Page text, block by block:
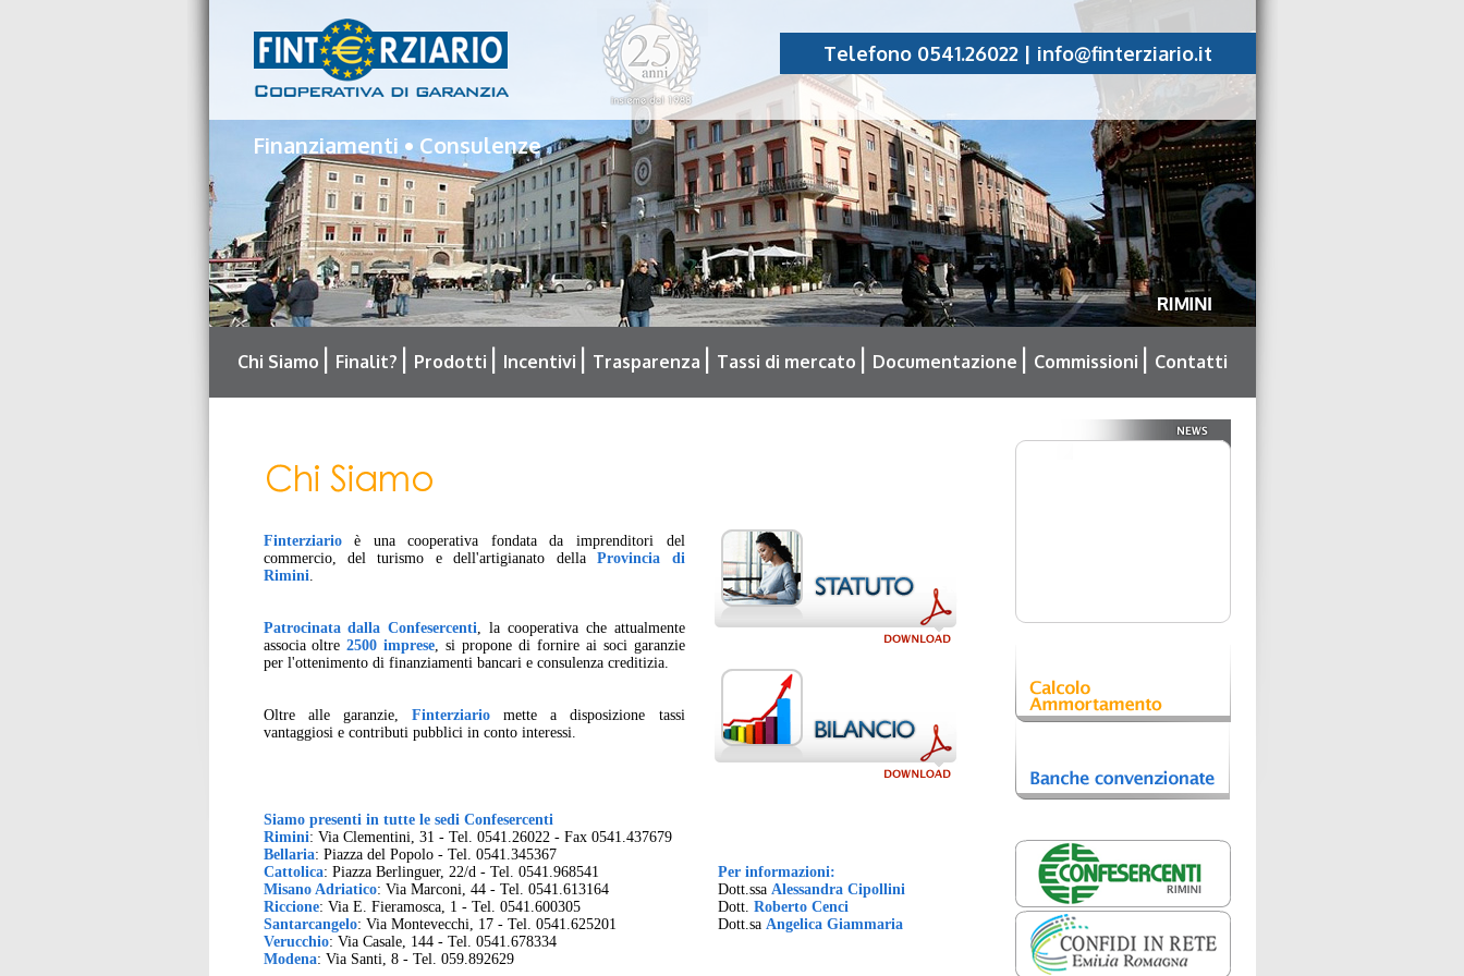
Telefono 0541.26022 | info@finterziario.it
Finanziamenti • Consulenze
Chi Siamo Finalit? Prodotti Incentivi Trasparenza Tassi di mercato Documentazione Commissioni Contatti
Per informazioni:
Dott.ssa Alessandra Cipollini
Dott. Roberto Cenci
Dott.sa Angelica Giammaria
Finterziarioè una cooperativa fondata da imprenditori del
commercio, del turismo e dell'artigianato dellaProvincia di
Rimini.
Patrocinata dalla Confesercenti, la cooperativa che attualmente
associa oltre2500 imprese, si propone di fornire ai soci garanzie
per l'ottenimento di finanziamenti bancari e consulenza creditizia.
Oltre alle garanzie, Finterziariomette a disposizione tassi
vantaggiosi e contributi pubblici in conto interessi.
Siamo presenti in tutte le sedi Confesercenti
Rimini: Via Clementini, 31 - Tel. 0541.26022 - Fax 0541.437679
Bellaria: Piazza del Popolo - Tel. 0541.345367
Cattolica: Piazza Berlinguer, 22/d - Tel. 0541.968541
Misano Adriatico: Via Marconi, 44 - Tel. 0541.613164
Riccione: Via E. Fieramosca, 1 - Tel. 0541.600305
Santarcangelo: Via Montevecchi, 17 - Tel. 0541.625201
Verucchio: Via Casale, 144 - Tel. 0541.678334
Modena: Via Santi, 8 - Tel. 059.892629